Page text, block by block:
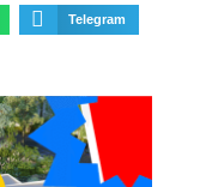
Telegram